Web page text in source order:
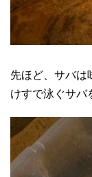
先ほど、サバは
けすで泳ぐサバ